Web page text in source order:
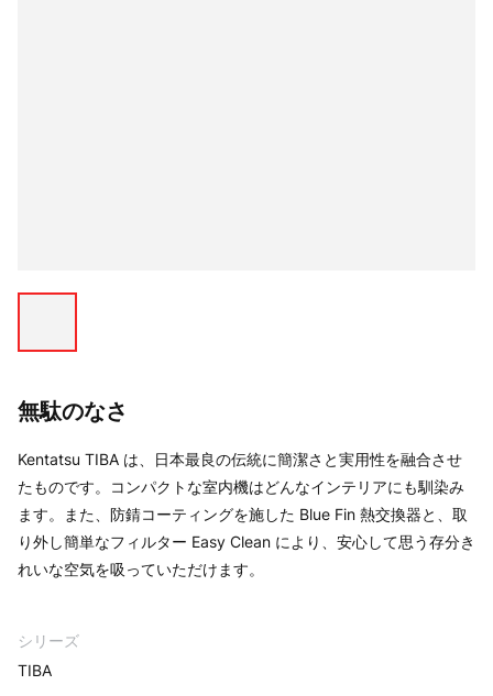
無駄のなさ
Kentatsu TIBA は、日本最良の伝統に簡潔さと実用性を融合させ
たものです。コンパクトな室内機はどんなインテリアにも馴染み
ます。また、防錆コーティングを施した Blue Fin 熱交換器と、取
り外し簡単なフィルター Easy Clean により、安心して思う存分き
れいな空気を吸っていただけます。
シリーズ
TIBA